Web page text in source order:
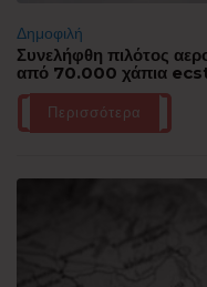
Δημοφιλή
Συνελήφθη πιλότος
από 70.000 χάπια
Περισσότερα